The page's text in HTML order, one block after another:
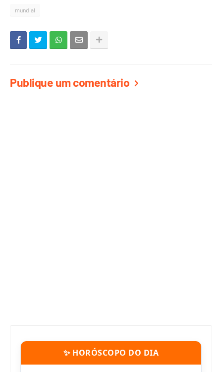
mundial
Publique um comentário
✨ HORÓSCOPO DO DIA